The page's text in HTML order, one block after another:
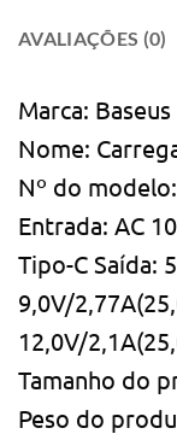
AVALIAÇÕES (0)
Marca: Baseus
Nome:
Nº do modelo:
Entrada: AC
Tipo-C Saída:
9,0V/
12,0V/
Tamanho do
Peso do